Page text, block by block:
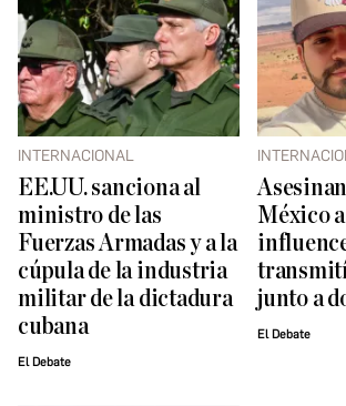
INTERNACIONAL
EE.UU. sanciona al
ministro de las
Fuerzas Armadas y a la
cúpula de la industria
militar de la dictadura
cubana
El Debate
México
junto a
El Debate